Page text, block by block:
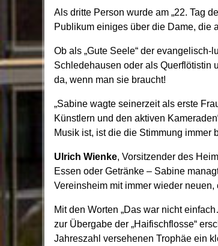
Als dritte Person wurde am „22. Tag
Publikum einiges über die Dame, die
Ob als „Gute Seele“ der
Schledehausen oder als Querflötistin
da, wenn man sie braucht!
„Sabine wagte seinerzeit als erste
Künstlern und den aktiven
Musik ist, ist die die Stimmung immer
Ulrich Wienke, Vorsitzender des
Essen oder Getränke – Sabine
Vereinsheim mit immer wieder neuen,
Mit den Worten „Das war nicht
zur Übergabe der „Haifischflosse“
Jahreszahl versehenen Trophäe ein